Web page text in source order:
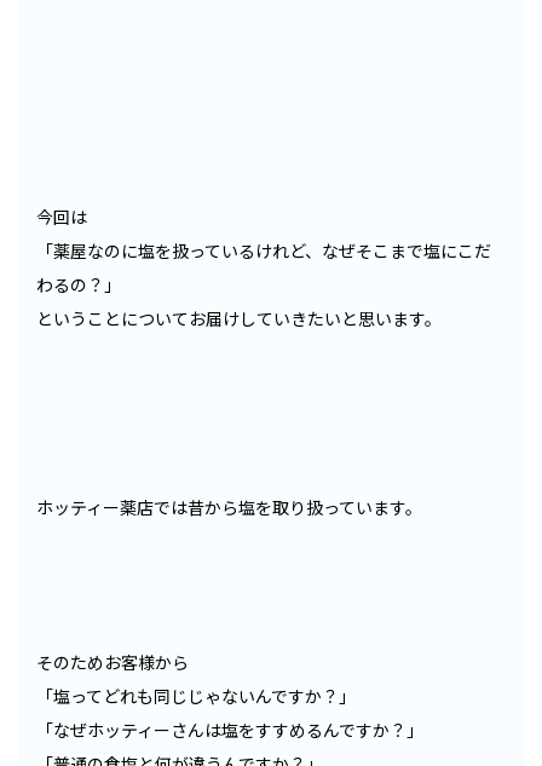
今回は
「薬屋なのに塩を扱っているけれど、なぜそこまで塩にこだ
わるの？」
ということについてお届けしていきたいと思います。
ホッティー薬店では昔から塩を取り扱っています。
そのためお客様から
「塩ってどれも同じじゃないんですか？」
「なぜホッティーさんは塩をすすめるんですか？」